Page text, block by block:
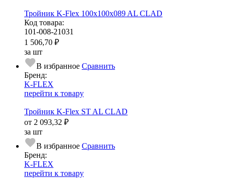
Тройник K-Flex 100x100x089 AL CLAD
Код товара:
101-008-21031
1 506,70 ₽
за шт
В избранное Сравнить
Бренд:
K-FLEX
перейти к товару
Тройник K-Flex ST AL CLAD
от 2 093,32 ₽
за шт
В избранное Сравнить
Бренд:
K-FLEX
перейти к товару